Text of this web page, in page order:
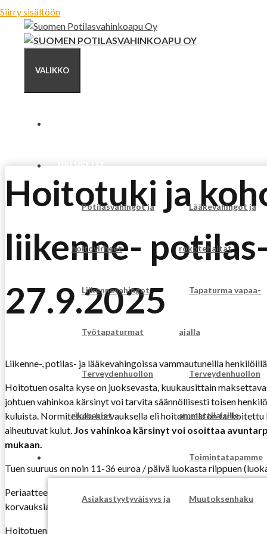
Siirry sisältöön
VALIKKO
PALVELUT
Potilasvahingot ja
hoitovirheet
Lääkevahingot ja
rokotehaitat
Liikennevahingot Tapaturma vapaa-
ajalla
Työtapaturmat
Terveydenhuollon
ammattilaisille
Terveydenhuollon
rikosasiat
Toimintatapamme
Asiakastyytyväisyys ja Muutoksenhaku
Hoitotuki ja
liikenne-
27.9.2025
Liikenne-, potilas- ja lääkevahingoissa vammautuneilla
Hoitotuen osalta kyse on juoksevasta, kuukausittain
johtuen vahinkoa kärsinyt voi tarvita säännöllisesti toisen
kuluista. Normitetulla korvauksella eli hoitotuella on tarkoitettu
aiheutuvat kulut. Jos vahinkoa kärsinyt voi osoittaa
mukaan.
Tuen suuruus on noin 11-36 euroa / päivä luokasta riippuen
Periaatteessa Potilasvakuutuskeskuksen ja
korvauksia tulee vaatia itse.Korvauksia voi vaatia
Hoitotuen tarkoitus on kattaa henkilön itsensä hoitamisesta